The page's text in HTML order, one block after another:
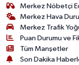
Merkez Nöbetçi
Merkez Hava
Merkez Trafik
Puan Durumu ve
Tüm Manşetler
Son Dakika